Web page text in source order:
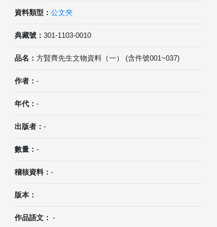
資料類型： 公文夾
典藏號： 301-1103-0010
品名： 方賢齊先生文物資料（一） (含件號001~037)
作者： -
年代： -
出版者： -
數量： -
稽核資料： -
版本：
作品語文： -